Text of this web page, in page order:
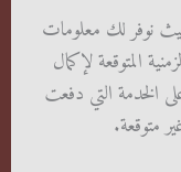
حيث نوفر لك معلومات
المتوقعة لإكمال
الخدمة التي دفعت
متوقعة.